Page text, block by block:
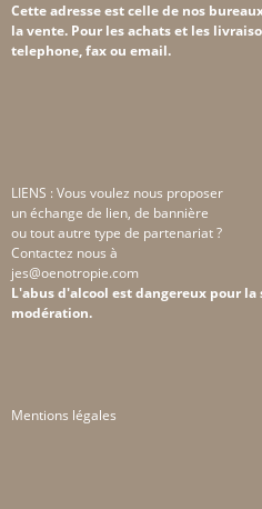
Cette adresse est celle de nos
la vente. Pour les achats et les
telephone, fax ou email.
LIENS : Vous voulez nous proposer
un échange de lien, de bannière
ou tout autre type de partenariat ?
Contactez nous à
jes@oenotropie.com
L'abus d'alcool est dangereux pour la
modération.
Mentions légales